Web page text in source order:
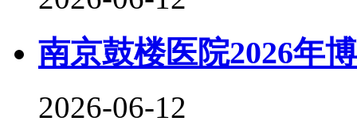
南京鼓楼医院2026年
2026-06-12